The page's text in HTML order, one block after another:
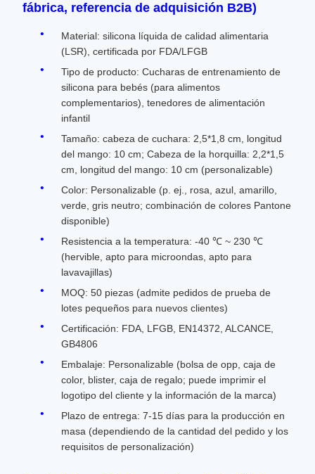
fábrica, referencia de adquisición B2B)
Material: silicona líquida de calidad alimentaria
(LSR), certificada por FDA/LFGB
Tipo de producto: Cucharas de entrenamiento de
silicona para bebés (para alimentos
complementarios), tenedores de alimentación
infantil
Tamaño: cabeza de cuchara: 2,5*1,8 cm, longitud
del mango: 10 cm; Cabeza de la horquilla: 2,2*1,5
cm, longitud del mango: 10 cm (personalizable)
Color: Personalizable (p. ej., rosa, azul, amarillo,
verde, gris neutro; combinación de colores Pantone
disponible)
Resistencia a la temperatura: -40 ℃ ~ 230 ℃
(hervible, apto para microondas, apto para
lavavajillas)
MOQ: 50 piezas (admite pedidos de prueba de
lotes pequeños para nuevos clientes)
Certificación: FDA, LFGB, EN14372, ALCANCE,
GB4806
Embalaje: Personalizable (bolsa de opp, caja de
color, blister, caja de regalo; puede imprimir el
logotipo del cliente y la información de la marca)
Plazo de entrega: 7-15 días para la producción en
masa (dependiendo de la cantidad del pedido y los
requisitos de personalización)